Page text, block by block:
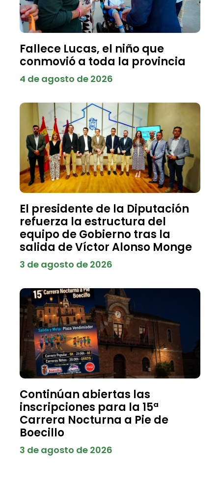
Fallece Lucas, el niño que
conmovió a toda la provincia
4 de agosto de 2026
El presidente de la Diputación
refuerza la estructura del
equipo de Gobierno tras la
salida de Víctor Alonso Monge
3 de agosto de 2026
Continúan abiertas las
inscripciones para la 15ª
Carrera Nocturna a Pie de
Boecillo
3 de agosto de 2026